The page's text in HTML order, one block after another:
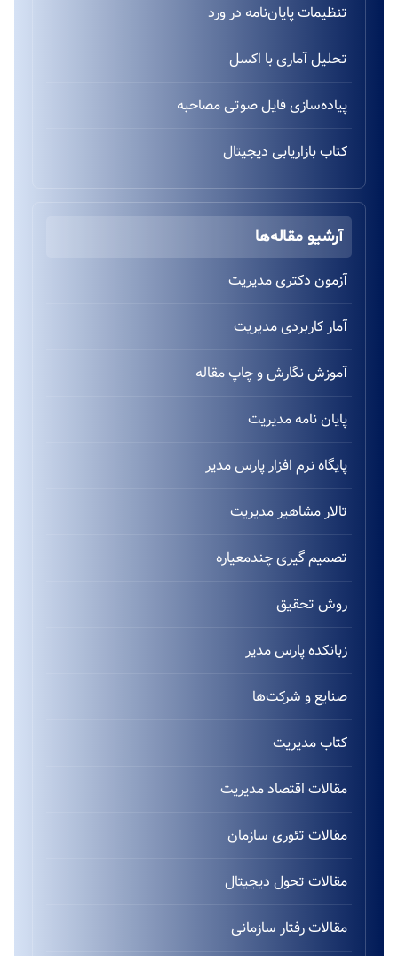
تنظیمات پایان‌نامه در ورد
تحلیل آماری با اکسل
پیاده‌سازی فایل صوتی مصاحبه
کتاب بازاریابی دیجیتال
آرشیو مقاله‌ها
آزمون دکتری مدیریت
آمار کاربردی مدیریت
آموزش نگارش و چاپ مقاله
پایان نامه مدیریت
پایگاه نرم افزار پارس مدیر
تالار مشاهیر مدیریت
تصمیم گیری چندمعیاره
روش تحقیق
زبانکده پارس مدیر
صنایع و شرکت‌ها
کتاب مدیریت
مقالات اقتصاد مدیریت
مقالات تئوری سازمان
مقالات تحول دیجیتال
مقالات رفتار سازمانی